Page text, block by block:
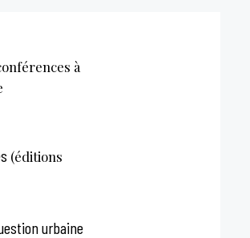
à
(éditions
urbaine